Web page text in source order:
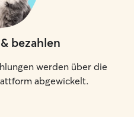
bezahlen
werden über die
abgewickelt.